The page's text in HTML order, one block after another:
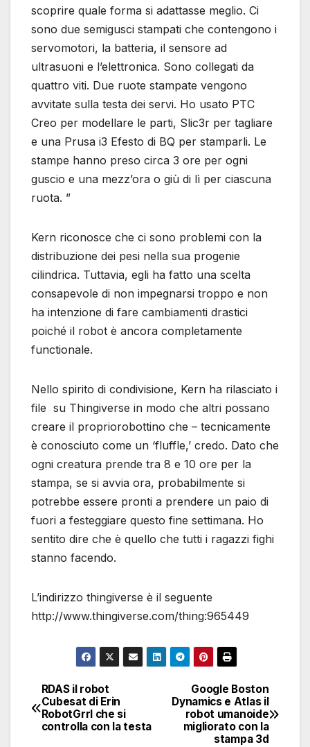
scoprire quale forma si adattasse meglio. Ci
sono due semigusci stampati che contengono i
servomotori, la batteria, il sensore ad
ultrasuoni e l’elettronica. Sono collegati da
quattro viti. Due ruote stampate vengono
avvitate sulla testa dei servi. Ho usato PTC
Creo per modellare le parti, Slic3r per tagliare
e una Prusa i3 Efesto di BQ per stamparli. Le
stampe hanno preso circa 3 ore per ogni
guscio e una mezz’ora o giù di lì per ciascuna
ruota. ”
Kern riconosce che ci sono problemi con la
distribuzione dei pesi nella sua progenie
cilindrica. Tuttavia, egli ha fatto una scelta
consapevole di non impegnarsi troppo e non
ha intenzione di fare cambiamenti drastici
poiché il robot è ancora completamente
functionale.
Nello spirito di condivisione, Kern ha rilasciato i
file su Thingiverse in modo che altri possano
creare il propriorobottino che – tecnicamente
è conosciuto come un ‘fluffle,’ credo. Dato che
ogni creatura prende tra 8 e 10 ore per la
stampa, se si avvia ora, probabilmente si
potrebbe essere pronti a prendere un paio di
fuori a festeggiare questo fine settimana. Ho
sentito dire che è quello che tutti i ragazzi fighi
stanno facendo.
L’indirizzo thingiverse è il seguente
http://www.thingiverse.com/thing:965449
Navigazione
articoli
Google Boston
Dynamics e Atlas il
robot umanoide
migliorato con la
stampa 3d
RDAS il robot
Cubesat di Erin
RobotGrrl che si
controlla con la testa